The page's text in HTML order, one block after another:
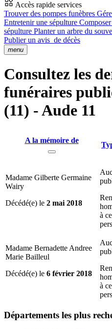
Accès rapide services
Trouver des pompes funèbres
Entretenir une sépulture
sépulture Planter un arbre du
Publier un avis de décès
menu
Consultez les
funéraires
(11) - Aude 11
A la mémoire de
Madame Gilberte Germaine
Wairy
Décédé(e) le 2 mai 2018
à
Madame Bernadette Andree
Marie Bailleul
Décédé(e) le 6 février 2018
à
Départements les plus